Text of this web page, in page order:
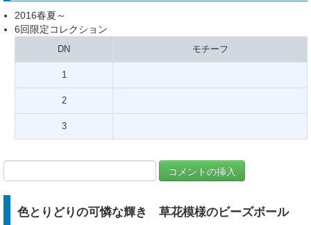
2016春夏～
6回限定コレクション
DN モチーフ
1
2
3
色とりどりの可憐な輝き 草花模様のビーズボール